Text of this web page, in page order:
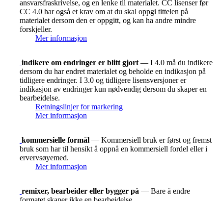
ansvarsfraskrivelse, og en lenke til materialet. CC lisenser før
CC 4.0 har også et krav om at du skal oppgi tittelen på
materialet dersom den er oppgitt, og kan ha andre mindre
forskjeller.
Mer informasjon
indikere om endringer er blitt gjort — I 4.0 må du indikere
dersom du har endret materialet og beholde en indikasjon på
tidligere endringer. I 3.0 og tidligere lisensversjoner er
indikasjon av endringer kun nødvendig dersom du skaper en
bearbeidelse.
Retningslinjer for markering
Mer informasjon
kommersielle formål — Kommersiell bruk er først og fremst
bruk som har til hensikt å oppnå en kommersiell fordel eller i
ervervsøyemed.
Mer informasjon
remixer, bearbeider eller bygger på — Bare å endre